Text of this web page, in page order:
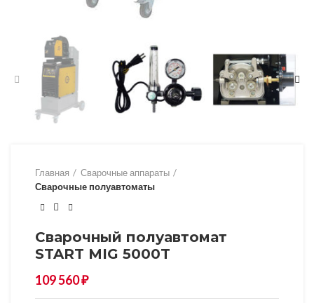
Главная
Сварочные аппараты
Сварочные полуавтоматы
Сварочный полуавтомат
START MIG 5000T
109 560₽